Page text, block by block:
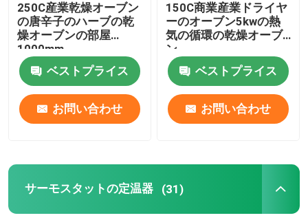
ホーム
製品
250C産業乾燥オーブン
の唐辛子のハーブの乾
燥オーブンの部屋
1000mm
ベストプライス
お問い合わせ
150C商業産業ドライヤ
ーのオーブン5kwの熱
気の循環の乾燥オーブ
ン
ベストプライス
お問い合わせ
サーモスタットの定温器 (31)